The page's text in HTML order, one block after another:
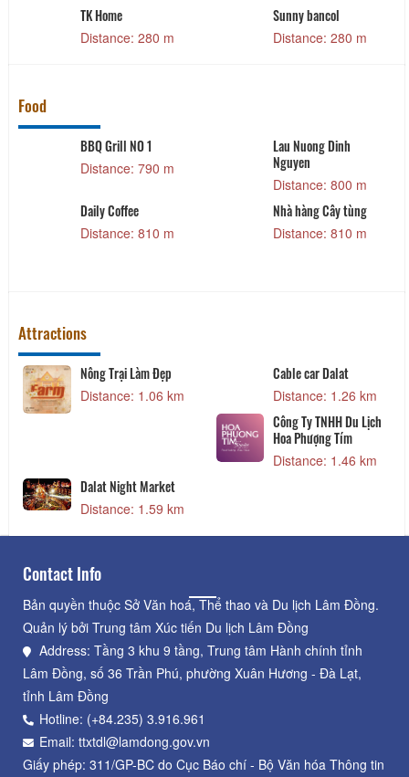
TK Home
Distance: 280 m
Sunny bancol
Distance: 280 m
Food
BBQ Grill NO 1
Distance: 790 m
Lau Nuong Dinh
Nguyen
Distance: 800 m
Daily Coffee
Distance: 810 m
Nhà hàng Cây tùng
Distance: 810 m
Attractions
Nông Trại Làm Đẹp
Distance: 1.06 km
Cable car Dalat
Distance: 1.26 km
Công Ty TNHH Du Lịch
Hoa Phượng Tím
Distance: 1.46 km
Dalat Night Market
Distance: 1.59 km
Contact Info
Bản quyền thuộc Sở Văn hoá, Thể thao và Du lịch Lâm Đồng.
Quản lý bởi Trung tâm Xúc tiến Du lịch Lâm Đồng
Address: Tầng 3 khu 9 tầng, Trung tâm Hành chính tỉnh
Lâm Đồng, số 36 Trần Phú, phường Xuân Hương - Đà Lạt,
tỉnh Lâm Đồng
Hotline: (+84.235) 3.916.961
Email: ttxtdl@lamdong.gov.vn
Giấy phép: 311/GP-BC do Cục Báo chí - Bộ Văn hóa Thông tin